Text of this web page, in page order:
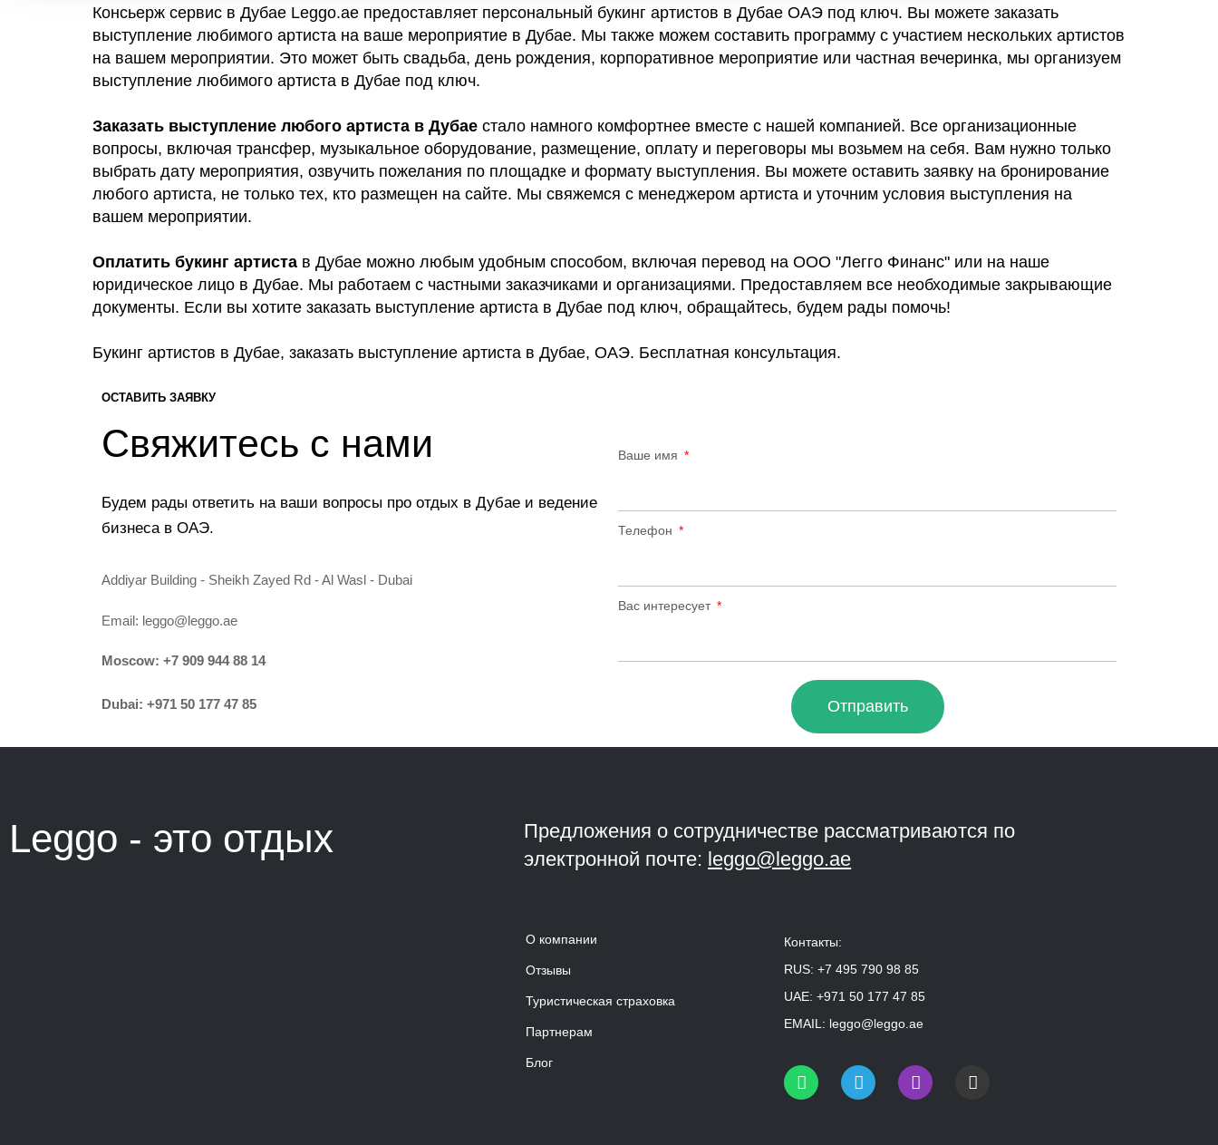
Консьерж сервис в Дубае Leggo.ae предоставляет персональный букинг артистов в Дубае ОАЭ под ключ. Вы можете заказать
выступление любимого артиста на ваше мероприятие в Дубае. Мы также можем составить программу с участием нескольких артистов
на вашем мероприятии. Это может быть свадьба, день рождения, корпоративное мероприятие или частная вечеринка, мы организуем
выступление любимого артиста в Дубае под ключ.
Заказать выступление любого артиста в Дубае стало намного комфортнее вместе с нашей компанией. Все организационные
вопросы, включая трансфер, музыкальное оборудование, размещение, оплату и переговоры мы возьмем на себя. Вам нужно только
выбрать дату мероприятия, озвучить пожелания по площадке и формату выступления. Вы можете оставить заявку на бронирование
любого артиста, не только тех, кто размещен на сайте. Мы свяжемся с менеджером артиста и уточним условия выступления на
вашем мероприятии.
Оплатить букинг артиста в Дубае можно любым удобным способом, включая перевод на ООО "Легго Финанс" или на наше
юридическое лицо в Дубае. Мы работаем с частными заказчиками и организациями. Предоставляем все необходимые закрывающие
документы. Если вы хотите заказать выступление артиста в Дубае под ключ, обращайтесь, будем рады помочь!
Букинг артистов в Дубае, заказать выступление артиста в Дубае, ОАЭ. Бесплатная консультация.
ОСТАВИТЬ ЗАЯВКУ
Свяжитесь с нами
Будем рады ответить на ваши вопросы про отдых в Дубае и ведение
бизнеса в ОАЭ.
Addiyar Building - Sheikh Zayed Rd - Al Wasl - Dubai
Email: leggo@leggo.ae
Moscow: +7 909 944 88 14
Dubai: +971 50 177 47 85
Ваше имя
Телефон
Вас интересует
Отправить
Leggo - это отдых
Предложения о сотрудничестве рассматриваются по
электронной почте: leggo@leggo.ae
О компании
Отзывы
Туристическая страховка
Партнерам
Блог
Контакты:
RUS: +7 495 790 98 85
UAE: +971 50 177 47 85
EMAIL: leggo@leggo.ae